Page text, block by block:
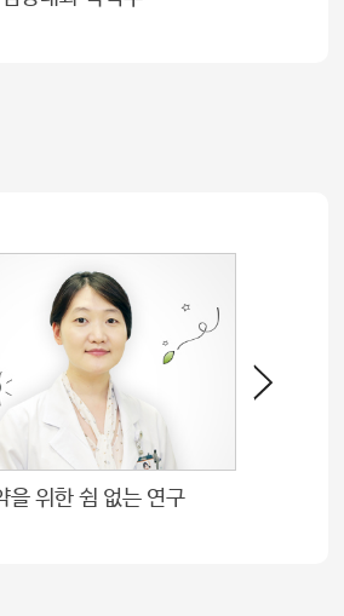
송종민 심장병원장 보건복지부장관 표창 위대한 도약을 위한 쉼 없는